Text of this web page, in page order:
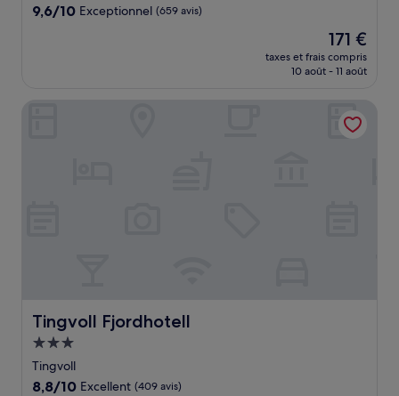
9.6
9,6/10 Exceptionnel (659 avis)
Le
nouveau
prix
de
171 €
171 €
taxes et frais compris
10 août - 11 août
Tingvoll Fjordhotell
Tingvoll Fjordhotell
Hébergement
3.0 étoiles
Tingvoll
8.8
8,8/10 Excellent (409 avis)